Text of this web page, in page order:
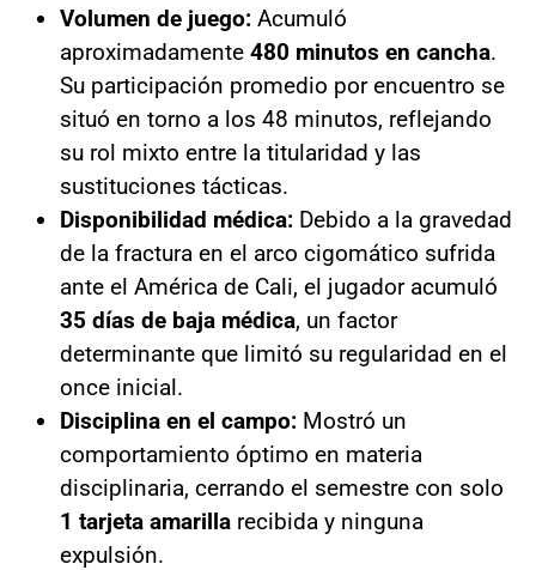
Volumen de juego: Acumuló
aproximadamente 480 minutos en cancha.
Su participación promedio por encuentro se
situó en torno a los 48 minutos, reflejando
su rol mixto entre la titularidad y las
sustituciones tácticas.
Disponibilidad médica: Debido a la gravedad
de la fractura en el arco cigomático sufrida
ante el América de Cali, el jugador acumuló
35 días de baja médica, un factor
determinante que limitó su regularidad en el
once inicial.
Disciplina en el campo: Mostró un
comportamiento óptimo en materia
disciplinaria, cerrando el semestre con solo
1 tarjeta amarilla recibida y ninguna
expulsión.